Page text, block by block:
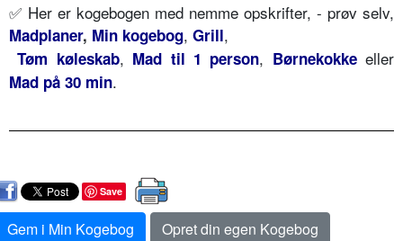
✅ Her er kogebogen med nemme opskrifter, - prøv selv,
Madplaner, Min kogebog, Grill,
Tøm køleskab, Mad til 1 person, Børnekokkeeller
Mad på 30 min.
Save
Gem i Min Kogebog
Opret din egen Kogebog